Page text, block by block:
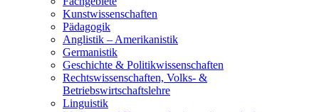
Kunstwissenschaften
Pädagogik
Anglistik – Amerikanistik
Germanistik
Geschichte & Politikwissenschaften
Rechtswissenschaften, Volks- &
Betriebswirtschaftslehre
Linguistik